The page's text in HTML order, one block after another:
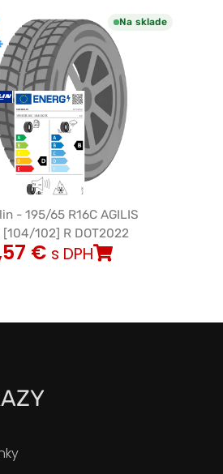
Na sklade
- 195/65 R16C AGILIS
[104/102] R DOT2022
€ s DPH